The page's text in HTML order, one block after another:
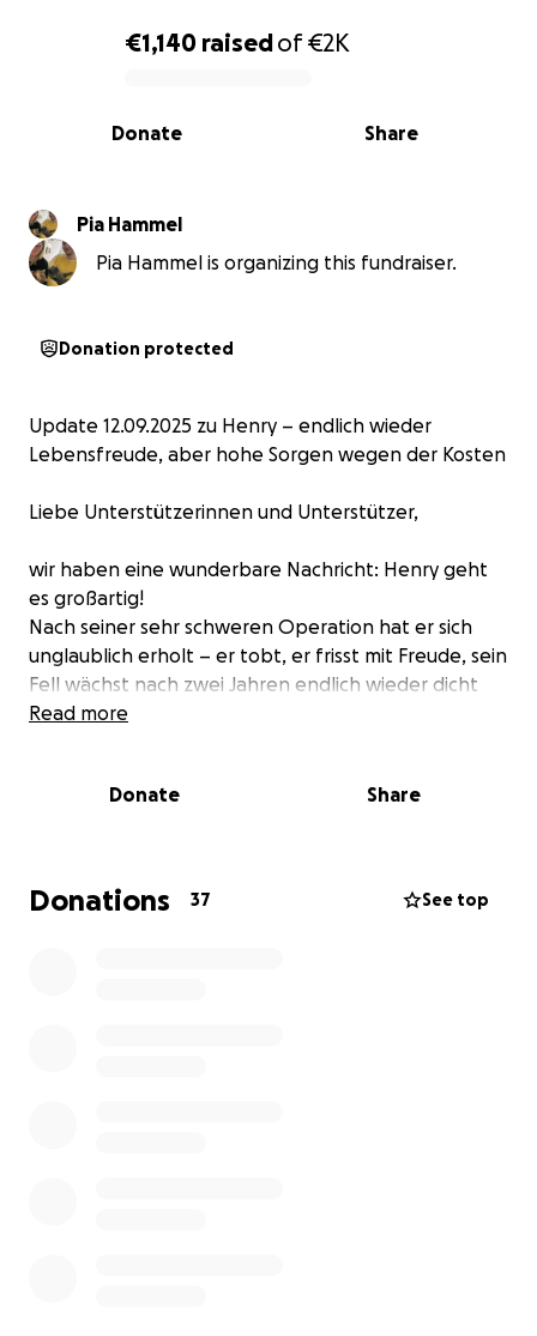
0% complete
€1,140 raisedof€2K
Share
Donate
Pia Hammel
Pia Hammel is organizing this fundraiser.
Donation protected
Update 12.09.2025 zu Henry – endlich wieder
Lebensfreude, aber hohe Sorgen wegen der Kosten
Liebe Unterstützerinnen und Unterstützer,
wir haben eine wunderbare Nachricht: Henry geht
es großartig!
Nach seiner sehr schweren Operation hat er sich
unglaublich erholt – er tobt, er frisst mit Freude, sein
Fell wächst nach zwei Jahren endlich wieder dicht
nach, und er sprüht nur so vor Lebensfreude. Man
gewünscht haben.
Ihr habt uns die Kraft und die Möglichkeit gegeben,
Henry diese Chance zu schenken – dafür danken wir
Read more
Donate Share
Donations 37 See top